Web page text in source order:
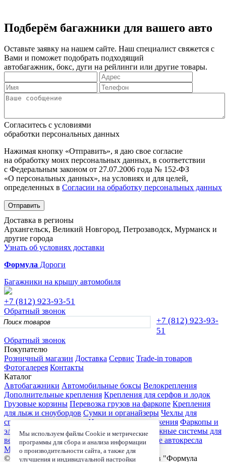
Подберём багажники для вашего авто
Оставьте заявку на нашем сайте. Наш специалист свяжется с
Вами и поможет подобрать подходящий
автобагажник, бокс, дуги на рейлинги или другие товары.
Согласитесь с условиями
обработки персональных данных
Нажимая кнопку «Отправить», я даю свое согласие
на обработку моих персональных данных, в соответствии
с Федеральным законом от 27.07.2006 года № 152-ФЗ
«О персональных данных», на условиях и для целей,
определенных в Согласии на обработку персональных данных
Отправить
Доставка в регионы
Архангельск, Великий Новгород, Петрозаводск, Мурманск и
другие города
Узнать об условиях доставки
Формула Дороги
Багажники на крышу автомобиля
+7 (812) 923-93-51
Обратный звонок
+7 (812) 923-93-
51
Обратный звонок
Покупателю
Розничный магазин Доставка Сервис Trade-in товаров
Фотогалерея Контакты
Каталог
Автобагажники Автомобильные боксы Велокрепления
Дополнительные крепления Крепления для серфов и лодок
Грузовые корзины Перевозка грузов на фаркопе Крепления
для лыж и сноубордов Сумки и органайзеры Чехлы для
спортивного инвентаря
Цепи противоскольжения Фаркопы и
электрика Детские коляски Велокресла Багажные системы для
велосипедов Чехлы для электроники Детские автокресла
Маркизы и навесы
© 2006-2026, Магазин-салон автобагажников "Формула
Мы используем файлы Cookie и метрические
программы для сбора и анализа информации
о производительности сайта, а также для
улучшения и индивидуальной настройки